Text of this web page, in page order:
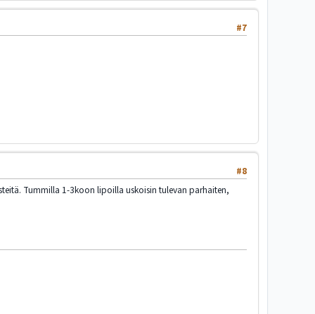
#7
#8
Tummilla 1-3koon lipoilla uskoisin tulevan parhaiten,